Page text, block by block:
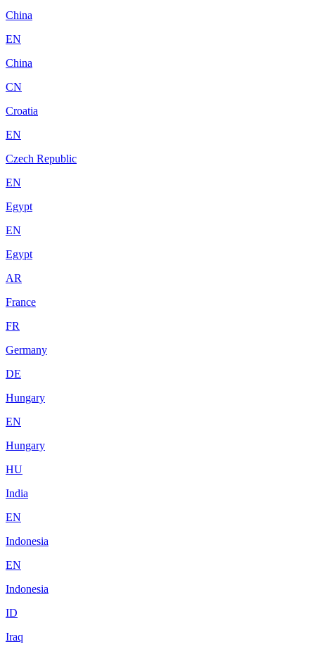
China
EN
China
CN
Croatia
EN
Czech Republic
EN
Egypt
EN
Egypt
AR
France
FR
Germany
DE
Hungary
EN
Hungary
HU
India
EN
Indonesia
EN
Indonesia
ID
Iraq